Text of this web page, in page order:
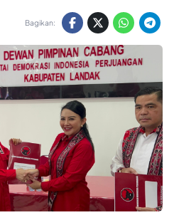
Bagikan: